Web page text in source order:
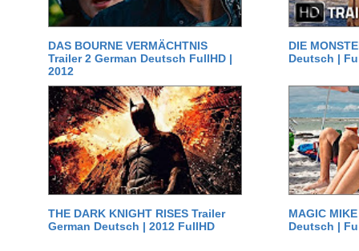
DAS BOURNE VERMÄCHTNIS
Trailer 2 German Deutsch FullHD |
2012
DIE
Deutsch |
THE DARK KNIGHT RISES Trailer
German Deutsch | 2012 FullHD
MAGIC
Deutsch |